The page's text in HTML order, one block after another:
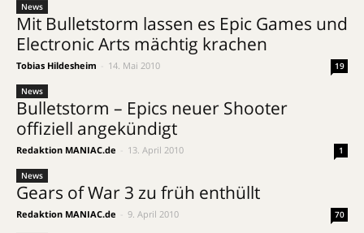
News
Mit Bulletstorm lassen es Epic Games und
Electronic Arts mächtig krachen
Tobias Hildesheim 14. Mai 2010 19
News
Bulletstorm – Epics neuer Shooter
offiziell angekündigt
Redaktion MANIAC.de 13. April 2010 1
News
Gears of War 3 zu früh enthüllt
Redaktion MANIAC.de 9. April 2010 70